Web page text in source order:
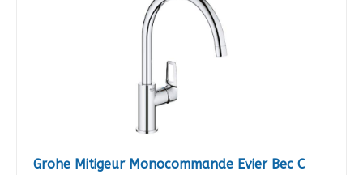
Grohe Mitigeur Monocommande Evier Bec C